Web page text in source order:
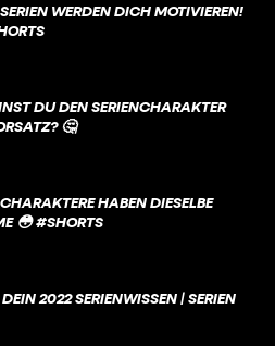
WERDEN DICH MOTIVIEREN!
DU DEN SERIENCHARAKTER
🤔
HABEN DIESELBE
😳 #SHORTS
DEIN 2022 SERIENWISSEN | SERIEN